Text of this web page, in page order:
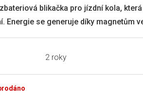
2 roky
blikačka pro jízdní kola,
Energie se generuje díky magnetům